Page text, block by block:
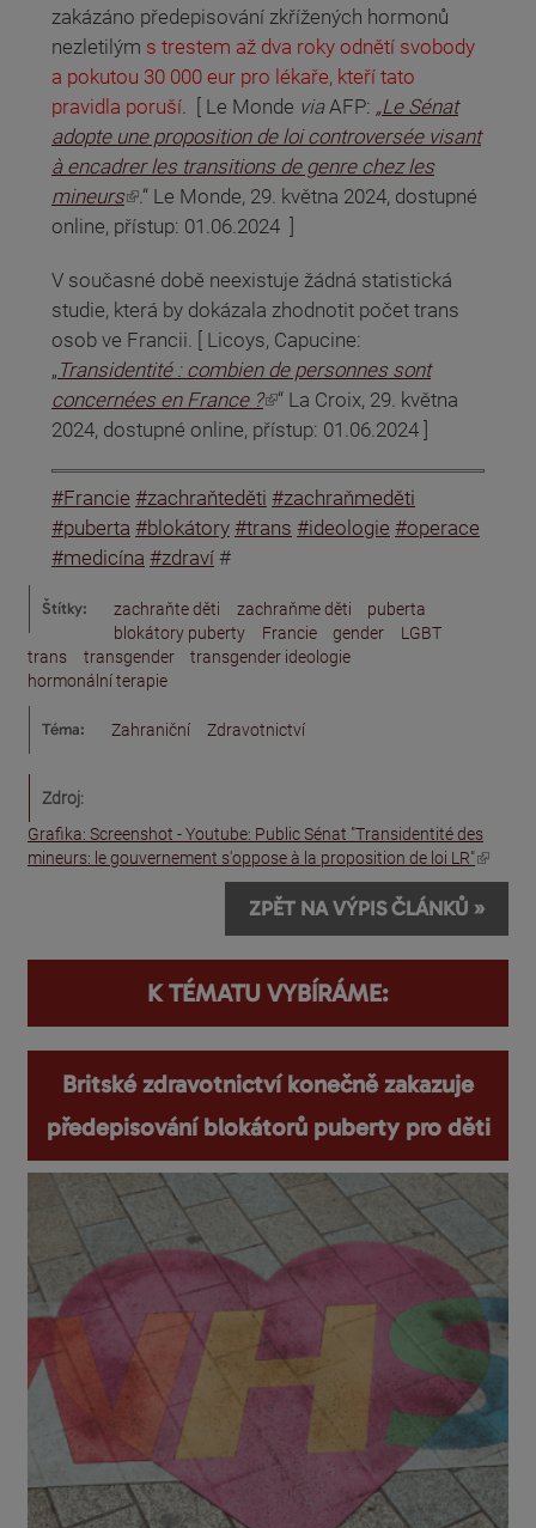
zakázáno předepisování zkřížených hormonů
nezletilým s trestem až dva roky odnětí svobody
a pokutou 30 000 eur pro lékaře, kteří tato
pravidla poruší . [ Le Monde viaAFP: „Le Sénat
adopte une proposition de loi controversée visant
à encadrer les transitions de genre chez les
mineurs
(odkaz je externí).“ Le Monde, 29. května 2024, dostupné
online, přístup: 01.06.2024 ]
V současné době neexistuje žádná statistická
studie, která by dokázala zhodnotit počet trans
osob ve Francii. [ Licoys, Capucine:
„ Transidentité : combien de personnes sont
concernées en France ?
(odkaz je externí)
“ La Croix, 29. května
2024, dostupné online, přístup: 01.06.2024 ]
#Francie #zachraňteděti #zachraňmeděti
#puberta #blokátory #trans #ideologie #operace
#medicína #zdraví #
Štítky: zachraňte děti zachraňme děti
puberta
blokátory puberty
Francie gender
LGBT
trans
transgender
transgender ideologie
hormonální terapie
Téma: Zahraniční Zdravotnictví
Zdroj:
Grafika: Screenshot - Youtube: Public Sénat "Transidentité des
mineurs: le gouvernement s'oppose à la proposition de loi LR"
(odkaz je externí)
ZPĚT NA VÝPIS ČLÁNKŮ »
K TÉMATU VYBÍRÁME:
Britské zdravotnictví konečně zakazuje
předepisování blokátorů puberty pro děti